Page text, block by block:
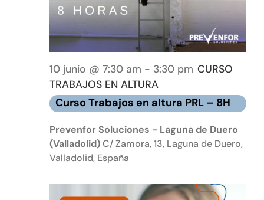
10 junio @ 7:30 am - 3:30 pm CURSO
TRABAJOS EN ALTURA
Curso Trabajos en altura PRL – 8H
Prevenfor Soluciones - Laguna de Duero
(Valladolid)C/ Zamora, 13, Laguna de Duero,
Valladolid, España